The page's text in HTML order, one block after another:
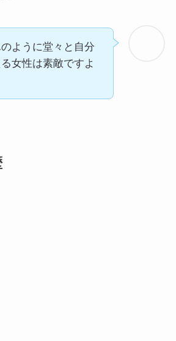
ように堂々と自分
女性は素敵ですよ